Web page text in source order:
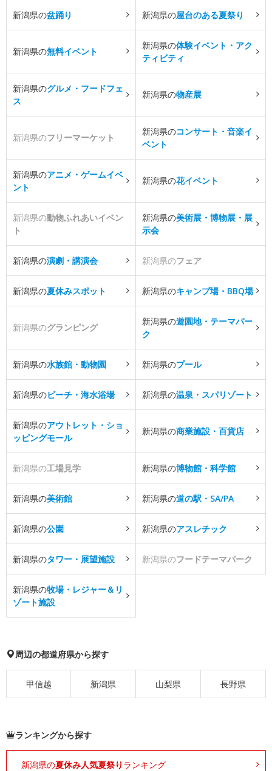
新潟県の盆踊り 新潟県の屋台のある夏祭り
新潟県の無料イベント
新潟県の体験イベント・アク
ティビティ
新潟県のグルメ・フードフェ
ス
新潟県の物産展
新潟県のフリーマーケット
新潟県のコンサート・音楽イ
ベント
新潟県のアニメ・ゲームイベ
ント
新潟県の花イベント
新潟県の動物ふれあいイベン
ト
新潟県の美術展・博物展・展
示会
新潟県の演劇・講演会 新潟県のフェア
新潟県の夏休みスポット 新潟県のキャンプ場・BBQ場
新潟県のグランピング
新潟県の遊園地・テーマパー
ク
新潟県の水族館・動物園 新潟県のプール
新潟県のビーチ・海水浴場 新潟県の温泉・スパリゾート
新潟県のアウトレット・ショ
ッピングモール
新潟県の商業施設・百貨店
新潟県の工場見学 新潟県の博物館・科学館
新潟県の美術館 新潟県の道の駅・SA/PA
新潟県の公園 新潟県のアスレチック
新潟県のタワー・展望施設 新潟県のフードテーマパーク
新潟県の牧場・レジャー＆リ
ゾート施設
周辺の都道府県から探す
甲信越 新潟県 山梨県 長野県
ランキングから探す
新潟県の夏休み人気夏祭り ランキング